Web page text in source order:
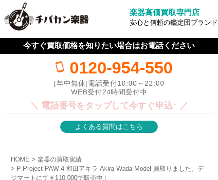
楽器高価買取専門店
安心と信頼の鑑定団ブランド
今すぐ買取価格を知りたい場合はお電話ください
0120-954-550
[年中無休]電話受付10:00～22:00
WEB受付24時間受付中
＼ 電話番号をタップして今すぐ申込↑ ／
よくある質問はこちら
HOME
楽器の買取実績
P-Project PAW-4 和田アキラ Akira Wada Model 買取りました。デ
ジマートにて￥110,000で販売中！